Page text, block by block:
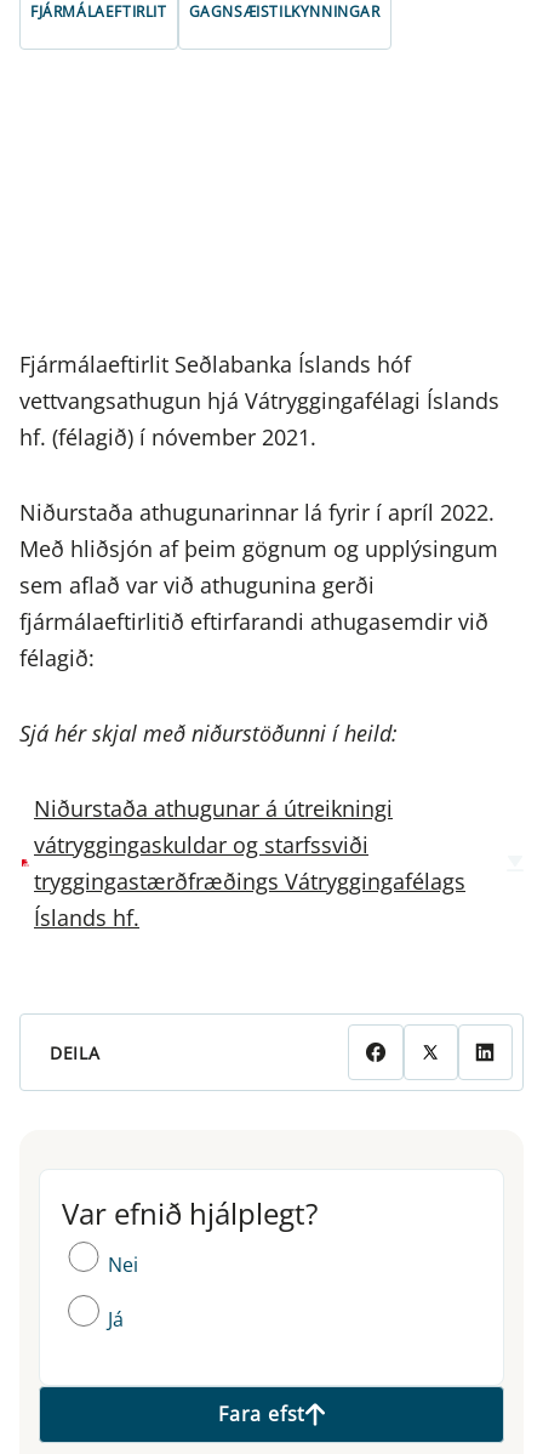
FJÁRMÁLAEFTIRLIT GAGNSÆISTILKYNNINGAR
Fjármálaeftirlit Seðlabanka Íslands hóf
vettvangsathugun hjá Vátryggingafélagi Íslands
hf. (félagið) í nóvember 2021.
Niðurstaða athugunarinnar lá fyrir í apríl 2022.
Með hliðsjón af þeim gögnum og upplýsingum
sem aflað var við athugunina gerði
fjármálaeftirlitið eftirfarandi athugasemdir við
félagið:
Sjá hér skjal með niðurstöðunni í heild:
Niðurstaða athugunar á útreikningi
vátryggingaskuldar og starfssviði
tryggingastærðfræðings Vátryggingafélags
Íslands hf.
DEILA
Var efnið hjálplegt?
Var efnið hjálplegt?
Nei
Já
Fara efst